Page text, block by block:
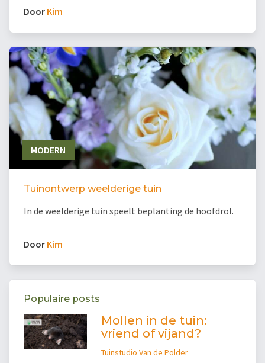
Door Kim
MODERN
Tuinontwerp weelderige tuin
In de weelderige tuin speelt beplanting de hoofdrol.
Door Kim
Populaire posts
Mollen in de tuin:
vriend of vijand?
Tuinstudio Van de Polder